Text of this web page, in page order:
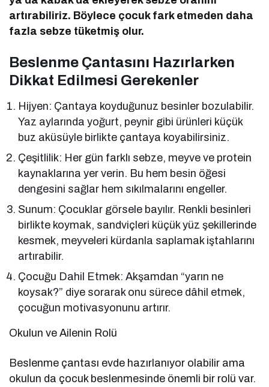
artırabiliriz. Böylece çocuk fark etmeden daha
fazla sebze tüketmiş olur.
Beslenme Çantasını Hazırlarken
Dikkat Edilmesi Gerekenler
Hijyen: Çantaya koyduğunuz besinler bozulabilir.
Yaz aylarında yoğurt, peynir gibi ürünleri küçük
buz aküsüyle birlikte çantaya koyabilirsiniz.
Çeşitlilik: Her gün farklı sebze, meyve ve protein
kaynaklarına yer verin. Bu hem besin öğesi
dengesini sağlar hem sıkılmalarını engeller.
Sunum: Çocuklar görsele bayılır. Renkli besinleri
birlikte koymak, sandviçleri küçük yüz şekillerinde
kesmek, meyveleri kürdanla saplamak iştahlarını
artırabilir.
Çocuğu Dahil Etmek: Akşamdan “yarın ne
koysak?” diye sorarak onu sürece dâhil etmek,
çocuğun motivasyonunu artırır.
Okulun ve Ailenin Rolü
Beslenme çantası evde hazırlanıyor olabilir ama
okulun da çocuk beslenmesinde önemli bir rolü var.